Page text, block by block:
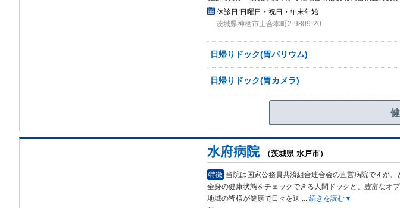
休診日:日曜日・祝日・年末年始
茨城県神栖市土合本町2-9809-20
日帰りドック(胃バリウム)
日帰りドック(胃カメラ)
水府病院 （茨城県 水戸市）
特徴 当院は国家公務員共済組合連合会の直営病院ですが、
全身の健康状態をチェックできる人間ドックと、豊富なオ
地域の皆様が健康で日々を送 ... 続きを読む▼